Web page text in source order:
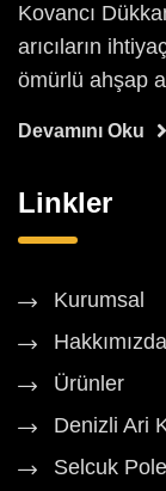
Kovancı
arıcıların
ömürlü ahşap
Devamını Oku
Linkler
Kurumsal
Hakkımızda
Ürünler
Denizli Ari
Selcuk